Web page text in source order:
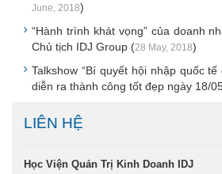
June, 2018)
“Hành trình khát vọng” của doanh
Chủ tịch IDJ Group (28 May, 2018)
Talkshow “Bí quyết hội nhập quốc
diễn ra thành công tốt đẹp ngày 18/
LIÊN HỆ
Học Viện Quản Trị Kinh Doanh IDJ